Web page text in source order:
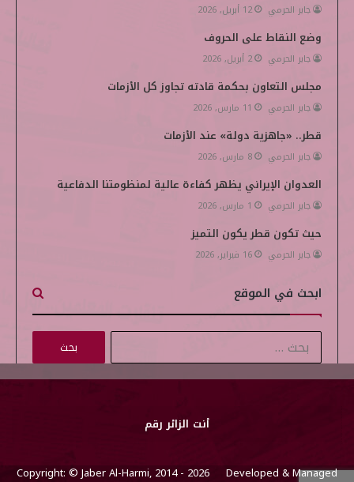
جابر الحرمي 12 أبريل, 2026
وضع النقاط على الحروف
جابر الحرمي 2 أبريل, 2026
مجلس التعاون بحكمة قادته تجاوز كل الأزمات
جابر الحرمي 11 مارس, 2026
قطر.. «جاهزية دولة» عند الأزمات
جابر الحرمي 8 مارس, 2026
العدوان الإيراني يظهر كفاءة عالية لمنظومتنا الدفاعية
جابر الحرمي 1 مارس, 2026
حيث تكون قطر يكون التميز
جابر الحرمي 16 فبراير, 2026
ابحث في الموقع
ل
ب
أنت الزائر رقم
Copyright: © Jaber Al-Harmi, 2014 - 2026 Developed & Managed